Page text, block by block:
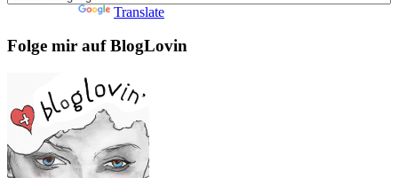
Translate
Folge mir auf BlogLovin